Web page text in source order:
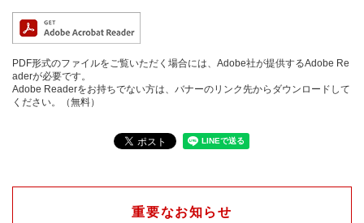
PDF形式のファイルをご覧いただく場合には、Adobe社が提供するAdobe Re
aderが必要です。
Adobe Readerをお持ちでない方は、バナーのリンク先からダウンロードして
ください。（無料）
重要なお知らせ